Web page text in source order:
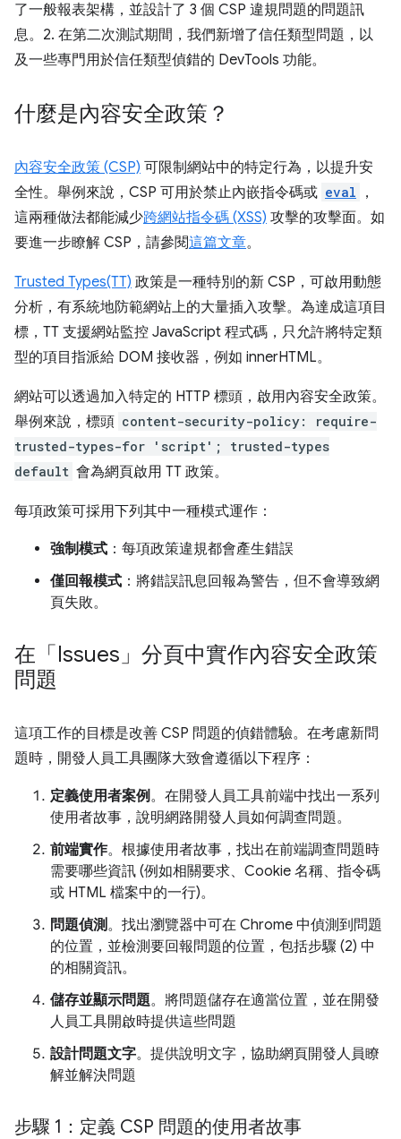
了一般報表架構，並設計了 3 個 CSP 違規問題的問題訊
息。2. 在第二次測試期間，我們新增了信任類型問題，以
及一些專門用於信任類型偵錯的 DevTools 功能。
什麼是內容安全政策？
內容安全政策 (CSP) 可限制網站中的特定行為，以提升安
全性。舉例來說，CSP 可用於禁止內嵌指令碼或 eval
，
這兩種做法都能減少跨網站指令碼 (XSS) 攻擊的攻擊面。如
要進一步瞭解 CSP，請參閱這篇文章。
Trusted Types(TT) 政策是一種特別的新 CSP，可啟用動態
分析，有系統地防範網站上的大量插入攻擊。為達成這項目
標，TT 支援網站監控 JavaScript 程式碼，只允許將特定類
型的項目指派給 DOM 接收器，例如 innerHTML。
網站可以透過加入特定的 HTTP 標頭，啟用內容安全政策。
舉例來說，標頭 content-security-policy: require-
trusted-types-for 'script'; trusted-types
default 會為網頁啟用 TT 政策。
每項政策可採用下列其中一種模式運作：
強制模式 ：每項政策違規都會產生錯誤
僅回報模式 ：將錯誤訊息回報為警告，但不會導致網
頁失敗。
在「Issues」 分頁中實作內容安全政策
問題
這項工作的目標是改善 CSP 問題的偵錯體驗。在考慮新問
題時，開發人員工具團隊大致會遵循以下程序：
定義使用者案例。在開發人員工具前端中找出一系列
使用者故事，說明網路開發人員如何調查問題。
前端實作。根據使用者故事，找出在前端調查問題時
需要哪些資訊 (例如相關要求、Cookie 名稱、指令碼
或 HTML 檔案中的一行)。
問題偵測。找出瀏覽器中可在 Chrome 中偵測到問題
的位置，並檢測要回報問題的位置，包括步驟 (2) 中
的相關資訊。
儲存並顯示問題。將問題儲存在適當位置，並在開發
人員工具開啟時提供這些問題
設計問題文字。提供說明文字，協助網頁開發人員瞭
解並解決問題
步驟 1：定義 CSP 問題的使用者故事